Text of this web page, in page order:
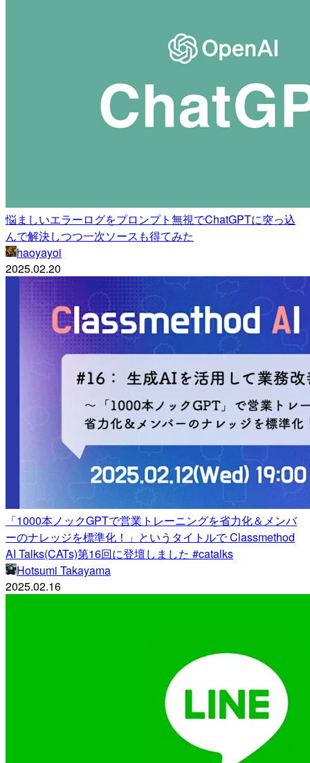
悩ましいエラーログをプロンプト無視でChatGPTに突っ込
んで解決しつつ一次ソースも得てみた
haoyayoi
2025.02.20
「1000本ノックGPTで営業トレーニングを省力化＆メンバ
ーのナレッジを標準化！」というタイトルで Classmethod
AI Talks(CATs)第16回に登壇しました #catalks
Hotsumi Takayama
2025.02.16